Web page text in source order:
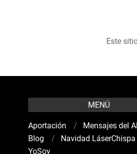
Este
MENÚ
Aportación
Mensajes del
Blog
Navidad LáserChispa
YoSoy